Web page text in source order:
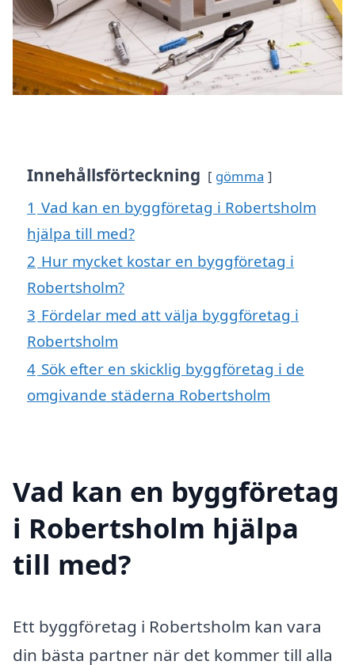
Innehållsförteckning gömma
1 Vad kan en byggföretag i Robertsholm
hjälpa till med?
2 Hur mycket kostar en byggföretag i
Robertsholm?
3 Fördelar med att välja byggföretag i
Robertsholm
4 Sök efter en skicklig byggföretag i de
omgivande städerna Robertsholm
Vad kan en byggföretag
i Robertsholm hjälpa
till med?
Ett byggföretag i Robertsholm kan vara
din bästa partner när det kommer till alla